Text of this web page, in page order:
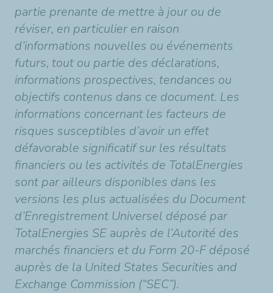
partie prenante de mettre à jour ou de
réviser, en particulier en raison
d’informations nouvelles ou événements
futurs, tout ou partie des déclarations,
informations prospectives, tendances ou
objectifs contenus dans ce document. Les
informations concernant les facteurs de
risques susceptibles d’avoir un effet
défavorable significatif sur les résultats
financiers ou les activités de TotalEnergies
sont par ailleurs disponibles dans les
versions les plus actualisées du Document
d’Enregistrement Universel déposé par
TotalEnergies SE auprès de l’Autorité des
marchés financiers et du Form 20-F déposé
auprès de la United States Securities and
Exchange Commission (“SEC”).